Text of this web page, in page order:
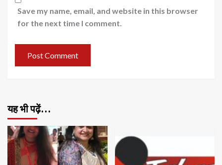
Save my name, email, and website in this browser
for the next time I comment.
यह भी पढ़ें…